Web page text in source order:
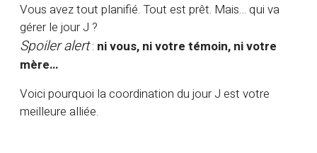
Vous avez tout planifié. Tout est prêt. Mais… qui va
gérer le jour J ?
Spoiler alert: ni vous, ni votre témoin, ni votre
mère…
Voici pourquoi la coordination du jour J est votre
meilleure alliée.